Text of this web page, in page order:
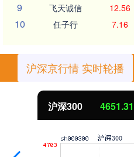
9 飞天诚信 12.56
10 任子行 7.16
沪深京行情 实时轮播
沪深300 4651.31